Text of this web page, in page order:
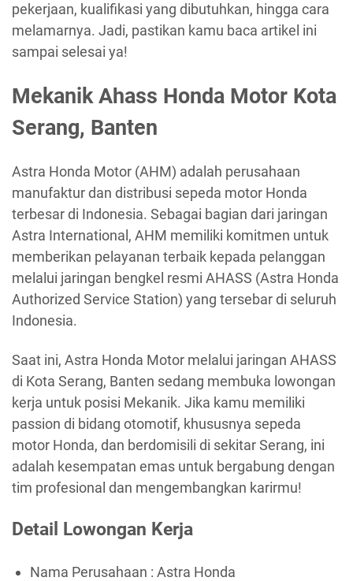
pekerjaan, kualifikasi yang dibutuhkan, hingga cara
melamarnya. Jadi, pastikan kamu baca artikel ini
sampai selesai ya!
Mekanik Ahass Honda Motor Kota
Serang, Banten
Astra Honda Motor (AHM) adalah perusahaan
manufaktur dan distribusi sepeda motor Honda
terbesar di Indonesia. Sebagai bagian dari jaringan
Astra International, AHM memiliki komitmen untuk
memberikan pelayanan terbaik kepada pelanggan
melalui jaringan bengkel resmi AHASS (Astra Honda
Authorized Service Station) yang tersebar di seluruh
Indonesia.
Saat ini, Astra Honda Motor melalui jaringan AHASS
di Kota Serang, Banten sedang membuka lowongan
kerja untuk posisi Mekanik. Jika kamu memiliki
passion di bidang otomotif, khususnya sepeda
motor Honda, dan berdomisili di sekitar Serang, ini
adalah kesempatan emas untuk bergabung dengan
tim profesional dan mengembangkan karirmu!
Detail Lowongan Kerja
Nama Perusahaan : Astra Honda